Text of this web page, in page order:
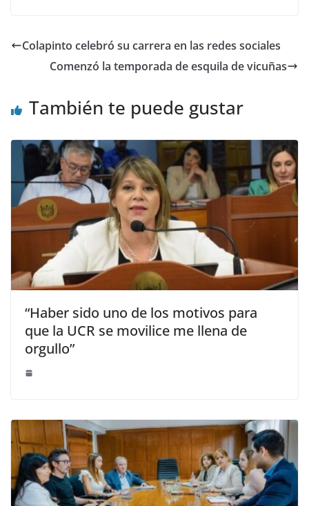
Colapinto celebró su carrera en las redes sociales
Comenzó la temporada de esquila de vicuñas
También te puede gustar
“Haber sido uno de los motivos para
que la UCR se movilice me llena de
orgullo”